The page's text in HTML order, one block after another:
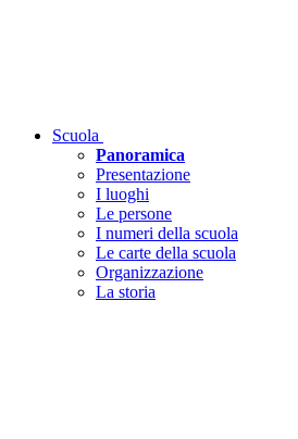
Scuola
Panoramica
Presentazione
I luoghi
Le persone
I numeri della scuola
Le carte della scuola
Organizzazione
La storia